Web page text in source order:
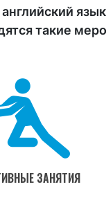
такие
ЗАНЯТИЯ